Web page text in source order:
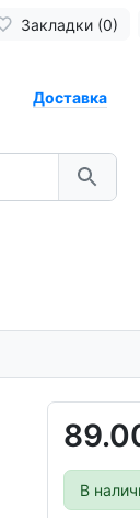
Закладки (0)
Доставка
В